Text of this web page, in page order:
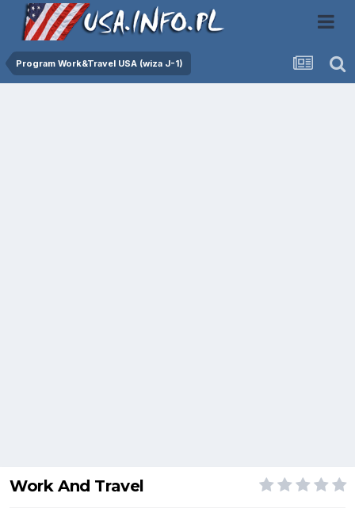
Program Work&Travel USA (wiza J-1)
Work And Travel